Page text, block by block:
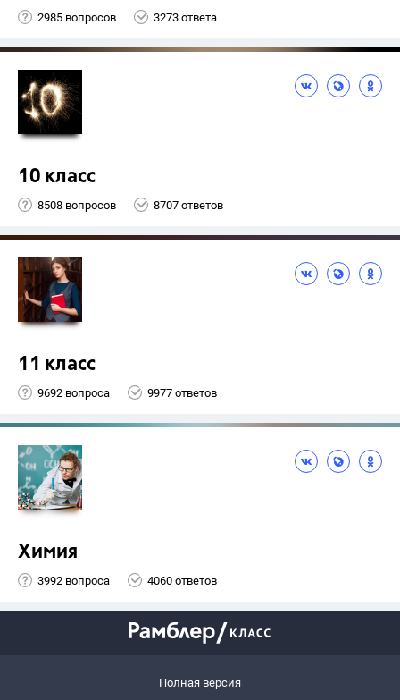
2985 вопросов 3273 ответа
10 класс
8508 вопросов 8707 ответов
11 класс
9692 вопроса 9977 ответов
Химия
3992 вопроса 4060 ответов
Полная версия